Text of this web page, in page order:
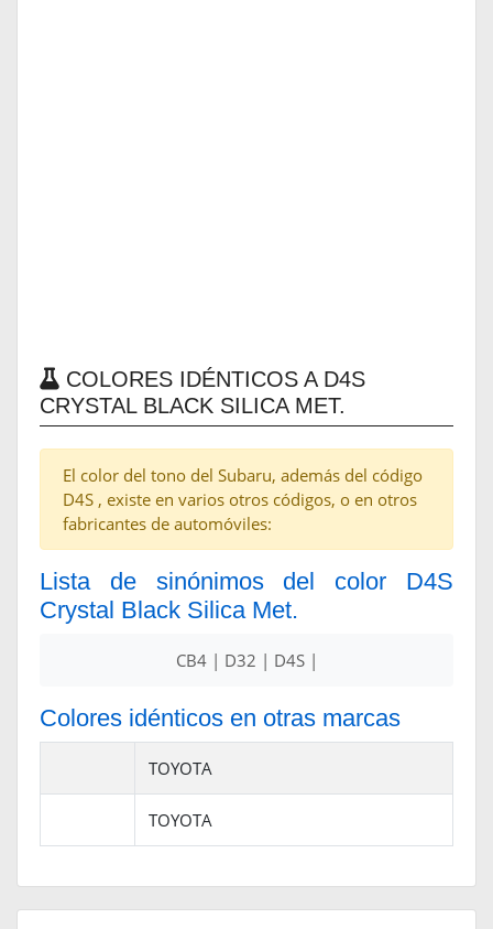
COLORES IDÉNTICOS A D4S
CRYSTAL BLACK SILICA MET.
El color del tono del Subaru, además del código
D4S , existe en varios otros códigos, o en otros
fabricantes de automóviles:
Lista de sinónimos del color D4S
Crystal Black Silica Met.
CB4 | D32 | D4S |
Colores idénticos en otras marcas
TOYOTA
TOYOTA